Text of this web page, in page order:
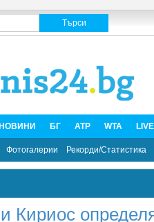
НОВИНИ БГ ATP WTA
Фотогалерии Рекорди/Статистика
Кириос